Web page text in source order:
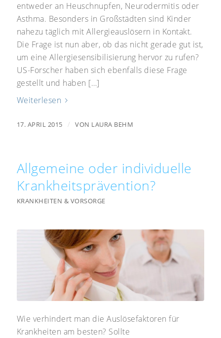
entweder an Heuschnupfen, Neurodermitis oder
Asthma. Besonders in Großstädten sind Kinder
nahezu täglich mit Allergieauslösern in Kontakt.
Die Frage ist nun aber, ob das nicht gerade gut ist,
um eine Allergiesensibilisierung hervor zu rufen?
US-Forscher haben sich ebenfalls diese Frage
gestellt und haben […]
Weiterlesen
17. APRIL 2015 / VON LAURA BEHM
Allgemeine oder individuelle
Krankheitsprävention?
KRANKHEITEN & VORSORGE
Wie verhindert man die Auslösefaktoren für
Krankheiten am besten? Sollte